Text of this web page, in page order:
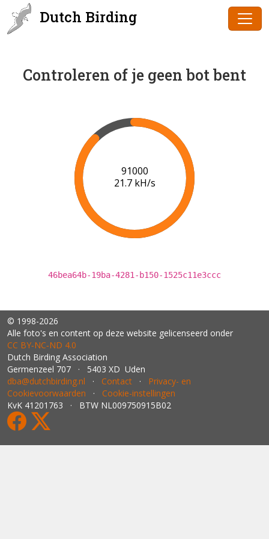
Dutch Birding
Controleren of je geen bot bent
91000
21.7 kH/s
46bea64b-19ba-4281-b150-1525c11e3ccc
© 1998-2026
Alle foto's en content op deze website gelicenseerd onder
CC BY‑NC‑ND 4.0
Dutch Birding Association
Germenzeel 707 · 5403 XD Uden
dba@dutchbirding.nl · Contact · Privacy- en
Cookievoorwaarden · Cookie-instellingen
KvK 41201763 · BTW NL009750915B02